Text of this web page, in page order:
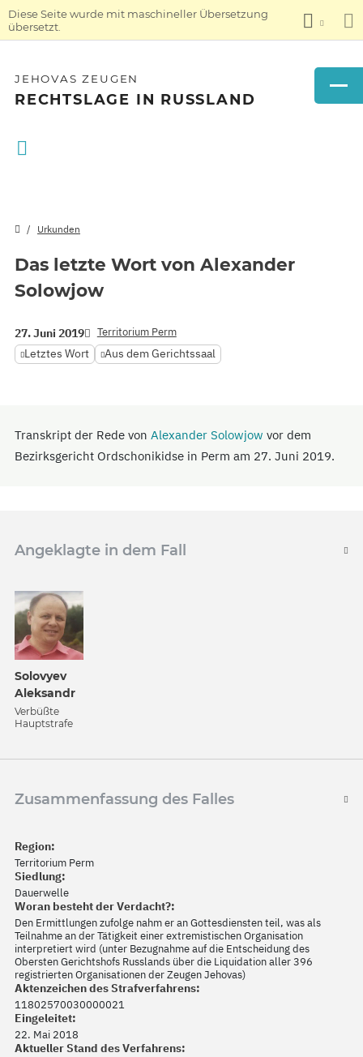
Diese Seite wurde mit maschineller Übersetzung
übersetzt.
JEHOVAS ZEUGEN
RECHTSLAGE IN RUSSLAND
Urkunden
Das letzte Wort von Alexander
Solowjow
27. Juni 2019 Territorium Perm
Letztes Wort Aus dem Gerichtssaal
Transkript der Rede von Alexander Solowjow vor dem
Bezirksgericht Ordschonikidse in Perm am 27. Juni 2019.
Angeklagte in dem Fall
Solovyev
Aleksandr
Verbüßte
Hauptstrafe
Zusammenfassung des Falles
Region:
Territorium Perm
Siedlung:
Dauerwelle
Woran besteht der Verdacht?:
Den Ermittlungen zufolge nahm er an Gottesdiensten teil, was als
Teilnahme an der Tätigkeit einer extremistischen Organisation
interpretiert wird (unter Bezugnahme auf die Entscheidung des
Obersten Gerichtshofs Russlands über die Liquidation aller 396
registrierten Organisationen der Zeugen Jehovas)
Aktenzeichen des Strafverfahrens:
11802570030000021
Eingeleitet:
22. Mai 2018
Aktueller Stand des Verfahrens: